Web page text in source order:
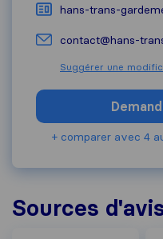
hans-trans-
contact@hans-
Suggérer une
+ comparer avec 4
Sources